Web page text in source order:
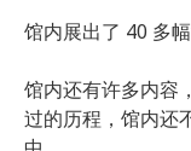
馆内展出了 40 多
馆内还有许多内容
过的历程，馆内还